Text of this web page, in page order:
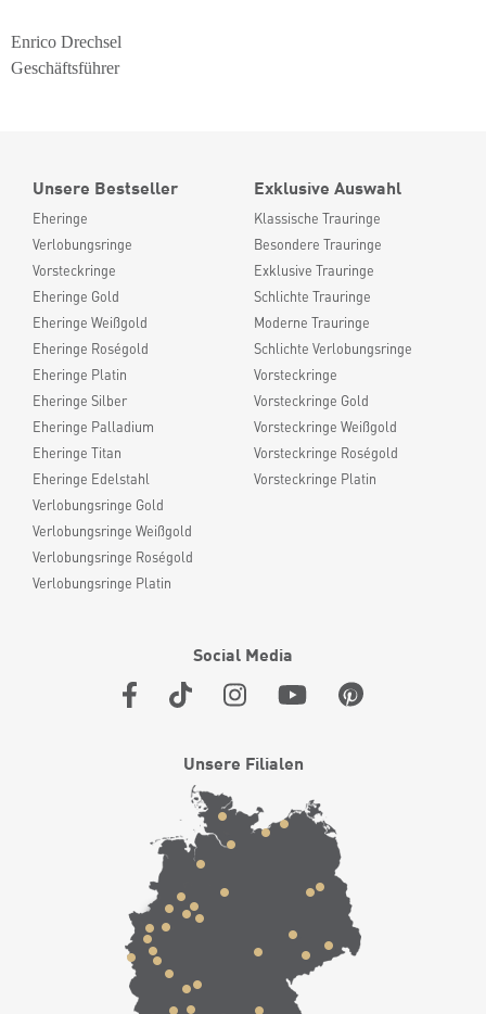
Enrico Drechsel
Geschäftsführer
Unsere Bestseller
Eheringe
Verlobungsringe
Vorsteckringe
Eheringe Gold
Eheringe Weißgold
Eheringe Roségold
Eheringe Platin
Eheringe Silber
Eheringe Palladium
Eheringe Titan
Eheringe Edelstahl
Verlobungsringe Gold
Verlobungsringe Weißgold
Verlobungsringe Roségold
Verlobungsringe Platin
Exklusive Auswahl
Klassische Trauringe
Besondere Trauringe
Exklusive Trauringe
Schlichte Trauringe
Moderne Trauringe
Schlichte Verlobungsringe
Vorsteckringe
Vorsteckringe Gold
Vorsteckringe Weißgold
Vorsteckringe Roségold
Vorsteckringe Platin
Social Media
Unsere Filialen